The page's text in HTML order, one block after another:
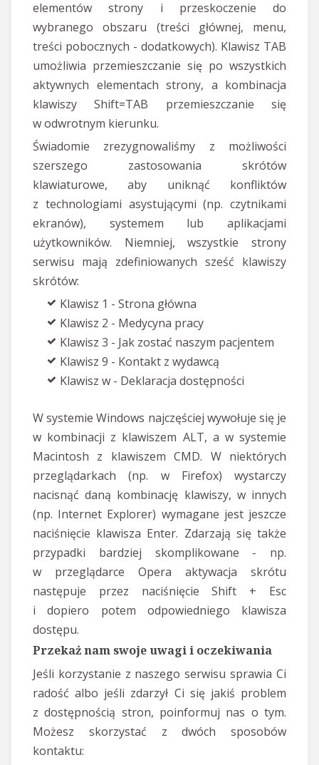
elementów strony i przeskoczenie do
wybranego obszaru (treści głównej, menu,
treści pobocznych - dodatkowych). Klawisz TAB
umożliwia przemieszczanie się po wszystkich
aktywnych elementach strony, a kombinacja
klawiszy Shift=TAB przemieszczanie się
w odwrotnym kierunku.
Świadomie zrezygnowaliśmy z możliwości
szerszego zastosowania skrótów
klawiaturowe, aby uniknąć konfliktów
z technologiami asystującymi (np. czytnikami
ekranów), systemem lub aplikacjami
użytkowników. Niemniej, wszystkie strony
serwisu mają zdefiniowanych sześć klawiszy
skrótów:
Klawisz 1 - Strona główna
Klawisz 2 - Medycyna pracy
Klawisz 3 - Jak zostać naszym pacjentem
Klawisz 9 - Kontakt z wydawcą
Klawisz w - Deklaracja dostępności
W systemie Windows najczęściej wywołuje się je
w kombinacji z klawiszem ALT, a w systemie
Macintosh z klawiszem CMD. W niektórych
przeglądarkach (np. w Firefox) wystarczy
nacisnąć daną kombinację klawiszy, w innych
(np. Internet Explorer) wymagane jest jeszcze
naciśnięcie klawisza Enter. Zdarzają się także
przypadki bardziej skomplikowane - np.
w przeglądarce Opera aktywacja skrótu
następuje przez naciśnięcie Shift + Esc
i dopiero potem odpowiedniego klawisza
dostępu.
Przekaż nam swoje uwagi i oczekiwania
Jeśli korzystanie z naszego serwisu sprawia Ci
radość albo jeśli zdarzył Ci się jakiś problem
z dostępnością stron, poinformuj nas o tym.
Możesz skorzystać z dwóch sposobów
kontaktu: